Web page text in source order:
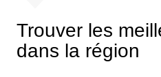
Trouver les
dans la région